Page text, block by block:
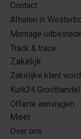
Contact
Afhalen in
Montage
Track & trace
Zakelijk
Zakelijke klant
Kurk24 Groothandel
Offerte aanvragen
Meer
Over ons